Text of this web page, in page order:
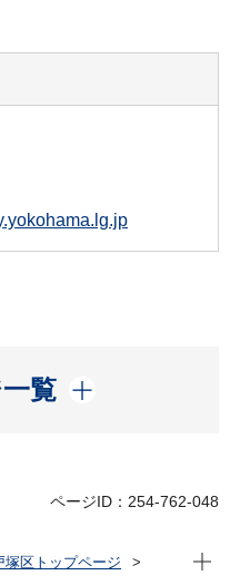
覧
く
ページID：254-762-048
塚区トップページ
現在